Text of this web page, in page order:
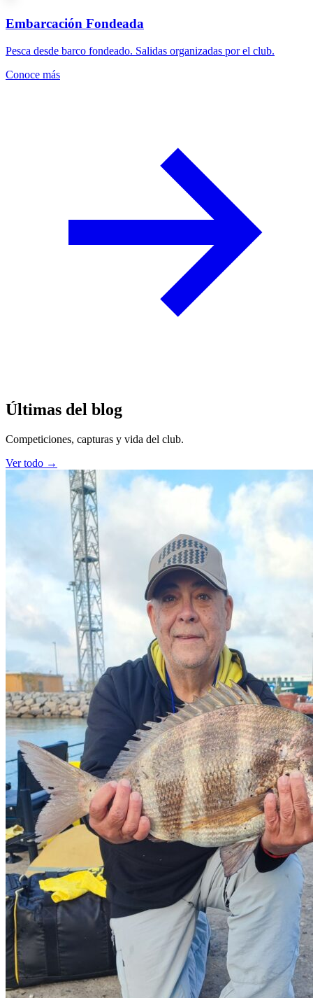
Embarcación Fondeada
Pesca desde barco fondeado. Salidas organizadas por el club.
Conoce más
Últimas del blog
Competiciones, capturas y vida del club.
Ver todo →